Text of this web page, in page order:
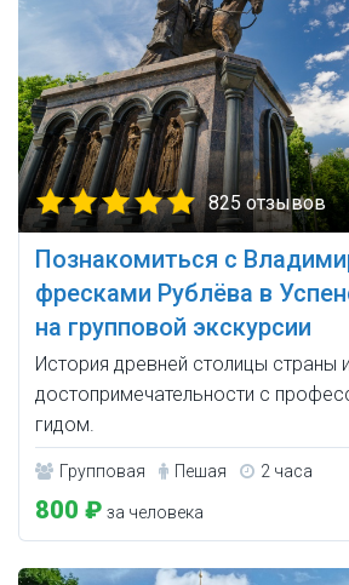
825 отзывов
Познакомиться с
фресками Рублёва в
на групповой экскурсии
История древней столицы страны
достопримечательности с
гидом.
Групповая Пешая 2 часа
800 ₽ за человека